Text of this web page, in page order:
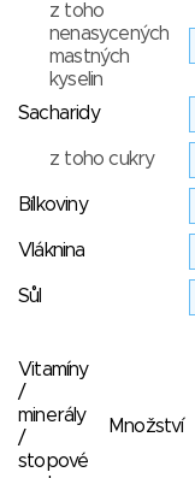
z toho
nenasycených
mastných
kyselin
Sacharidy
z toho cukry
Bílkoviny
Vláknina
Sůl
Vitamíny
/
minerály
/
stopové
Množství